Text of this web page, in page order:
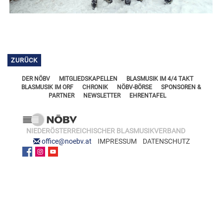
FÖRDERERNADELN
EHRENRING
JOSEF LEEB-MEDAILLE
BEZIRKSJUGENDREFERENTEN
ZURÜCK
DER NÖBV MITGLIEDSKAPELLEN
BLASMUSIK IM 4/4 TAKT
BLASMUSIK IM ORF
CHRONIK NÖBV-BÖRSE
SPONSOREN &
PARTNER
NEWSLETTER EHRENTAFEL
NIEDERÖSTERREICHISCHER BLASMUSIKVERBAND
office@noebv.at
IMPRESSUM DATENSCHUTZ